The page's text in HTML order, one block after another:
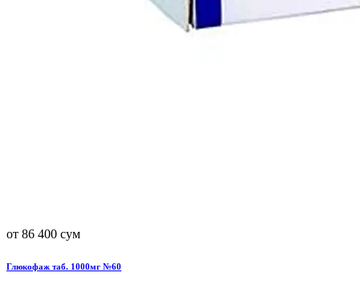
от 86 400 сум
Глюкофаж таб. 1000мг №60